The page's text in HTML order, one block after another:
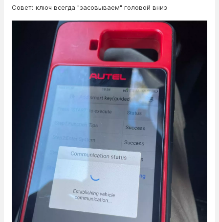
Совет: ключ всегда "засовываем" головой вниз